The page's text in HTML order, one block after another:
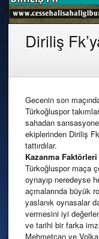
Diriliş
Gecenin son
Türkoğluspor
sahadan
ekiplerinden Diriliş
tattırdılar.
Kazanma
Türkoğluspor maça
oynayıp neredeyse
açmalarında büyük
yaslanık oynasalar
vermesini iyi
ve tarihi bir farka
Mehmetcan ve